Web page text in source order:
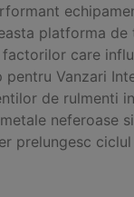
platforma
care
Vanzari
de rulmenti
neferoase
prelungesc